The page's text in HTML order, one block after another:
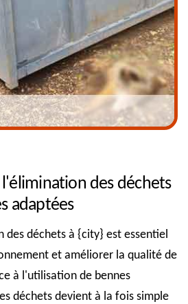
des déchets
adaptées
déchets à {city} est essentiel
et améliorer la qualité de
à l'utilisation de bennes
déchets devient à la fois simple